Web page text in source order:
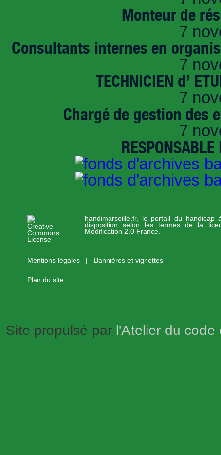
Monteur de
7
Consultants internes en
7
TECHNICIEN d’
7
Chargé de gestion des
7
handimarseille.fr, le portail du handicap
disposition selon les termes de la
Modification 2.0 France.
Mentions légales Bannières et vignettes
Plan du site
Site propulsé par l'Atelier du